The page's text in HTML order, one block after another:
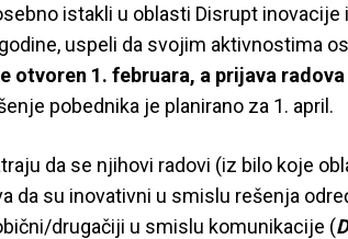
istakli u oblasti Disrupt inovacije
uspeli da svojim aktivnostima
otvoren 1. februara, a prijava
pobednika je planirano za 1. april.
da se njihovi radovi (iz bilo koje
da su inovativni u smislu rešenja
drugačiji u smislu komunikacije (